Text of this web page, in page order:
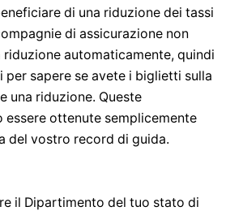
di una riduzione dei tassi
di assicurazione non
automaticamente, quindi
per sapere se avete i biglietti sulla
una riduzione. Queste
essere ottenute semplicemente
del vostro record di guida.
il Dipartimento del tuo stato di